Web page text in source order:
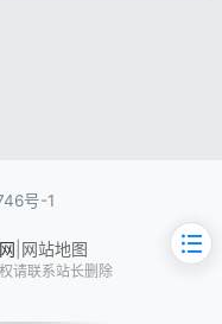
号-1
网站地图
请联系站长删除